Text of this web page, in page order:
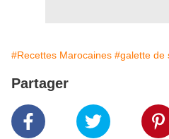
#Recettes Marocaines #galette de
Partager